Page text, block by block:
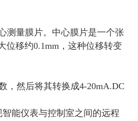
测量膜片。中心膜片是一个张
位移约0.1mm，这种位移转变
，然后将其转换成4-20mA.DC
能仪表与控制室之间的远程